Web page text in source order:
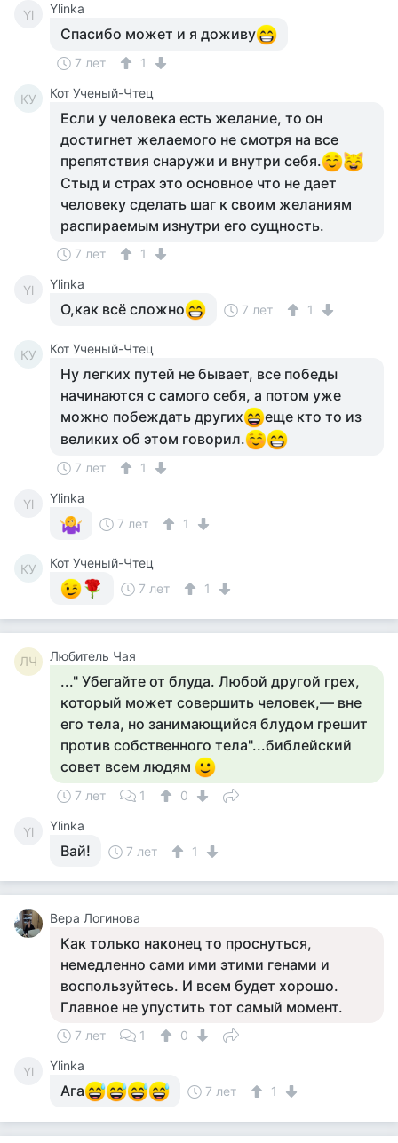
Yl Ylinka
Спасибо может и я доживу
7 лет 1
КУ Кот Ученый-Чтец
Если у человека есть желание, то он
достигнет желаемого не смотря на все
препятствия снаружи и внутри себя.
Стыд и страх это основное что не дает
человеку сделать шаг к своим желаниям
распираемым изнутри его сущность.
7 лет 1
Yl Ylinka
О,как всё сложно 7 лет 1
КУ Кот Ученый-Чтец
Ну легких путей не бывает, все победы
начинаются с самого себя, а потом уже
можно побеждать других
еще кто то из
великих об этом говорил.
7 лет 1
Yl
Ylinka
7 лет
1
КУ
Кот Ученый-Чтец
7 лет
1
ЛЧ Любитель Чая
..." Убегайте от блуда. Любой другой грех,
который может совершить человек,— вне
его тела, но занимающийся блудом грешит
против собственного тела"...библейский
совет всем людям
7 лет 1 0
Yl Ylinka
Вай! 7 лет 1
Вера Логинова
Как только наконец то проснуться,
немедленно сами ими этими генами и
воспользуйтесь. И всем будет хорошо.
Главное не упустить тот самый момент.
7 лет 1 0
Yl Ylinka
Ага 7 лет 1